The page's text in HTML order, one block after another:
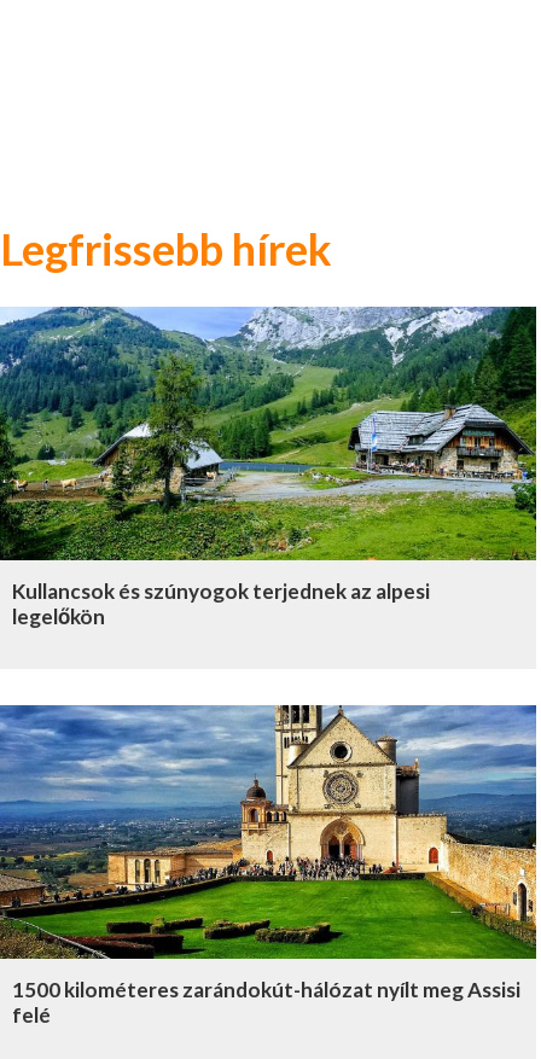
Legfrissebb hírek
Kullancsok és szúnyogok terjednek az alpesi
legelőkön
1500 kilométeres zarándokút-hálózat nyílt meg Assisi
felé